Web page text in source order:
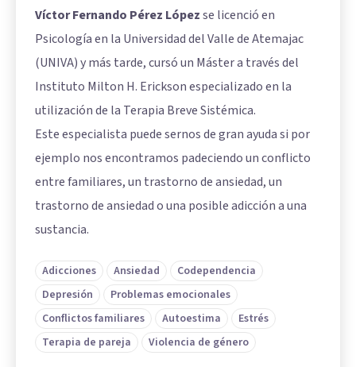
Víctor Fernando Pérez Lópezse licenció en
Psicología en la Universidad del Valle de Atemajac
(UNIVA) y más tarde, cursó un Máster a través del
Instituto Milton H. Erickson especializado en la
utilización de la Terapia Breve Sistémica.
Este especialista puede sernos de gran ayuda si por
ejemplo nos encontramos padeciendo un conflicto
entre familiares, un trastorno de ansiedad, un
trastorno de ansiedad o una posible adicción a una
sustancia.
Adicciones Ansiedad
Codependencia
Depresión
Problemas emocionales
Conflictos familiares
Autoestima
Estrés
Terapia de pareja
Violencia de género